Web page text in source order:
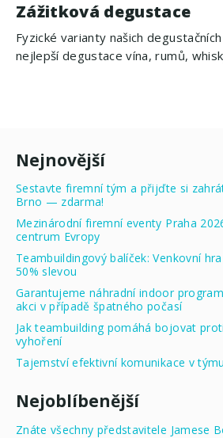
Zážitková degustace
Fyzické varianty našich
nejlepší degustace vína, rumů,
Nejnovější
Sestavte firemní tým a přijďte si
Brno — zdarma!
Mezinárodní firemní eventy Praha
centrum Evropy
Teambuildingový balíček: Venkovní
50% slevou
Garantujeme náhradní indoor
akci v případě špatného počasí
Jak teambuilding pomáhá bojovat
vyhoření
Tajemství efektivní komunikace v týmu
Nejoblíbenější
Znáte všechny představitele Jamese